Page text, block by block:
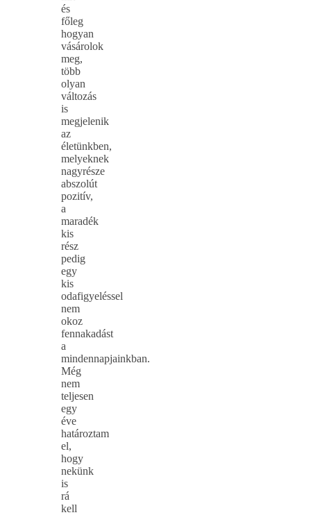
és
főleg
hogyan
vásárolok
meg,
több
olyan
változás
is
megjelenik
az
életünkben,
melyeknek
nagyrésze
abszolút
pozitív,
a
maradék
kis
rész
pedig
egy
kis
odafigyeléssel
nem
okoz
fennakadást
a
mindennapjainkban.
Még
nem
teljesen
egy
éve
határoztam
el,
hogy
nekünk
is
rá
kell